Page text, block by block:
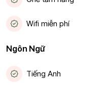
Wifi miễn phí
Ngôn Ngữ
Tiếng Anh